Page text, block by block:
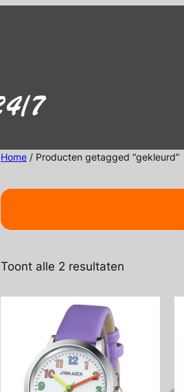
Home / Producten getagged “gekleurd”
Toont alle 2 resultaten